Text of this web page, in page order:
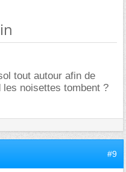
tout autour afin de
noisettes tombent ?
#9